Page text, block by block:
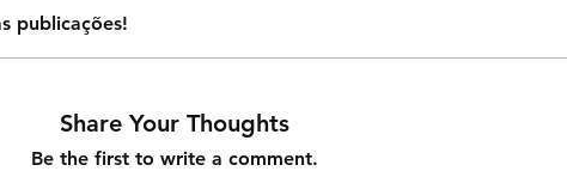
publicações!
Share Your Thoughts
Be the first to write a comment.